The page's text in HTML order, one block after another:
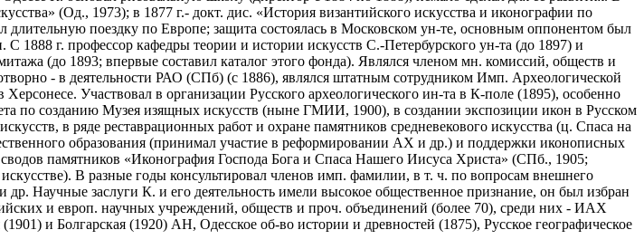
(Од., 1973); в 1877 г.- докт. дис. «История византийского искусства и иконографии по
поездку по Европе; защита состоялась в Московском ун-те, основным оппонентом был
1888 г. профессор кафедры теории и истории искусств С.-Петербурского ун-та (до 1897) и
(до 1893; впервые составил каталог этого фонда). Являлся членом мн. комиссий, обществ и
- в деятельности РАО (СПб) (с 1886), являлся штатным сотрудником Имп. Археологической
Участвовал в организации Русского археологического ин-та в К-поле (1895), особенно
по созданию Музея изящных искусств (ныне ГМИИ, 1900), в создании экспозиции икон в Русском
в ряде реставрационных работ и охране памятников средневекового искусства (ц. Спаса на
образования (принимал участие в реформировании АХ и др.) и поддержки иконописных
памятников «Иконография Господа Бога и Спаса Нашего Иисуса Христа» (СПб., 1905;
В разные годы консультировал членов имп. фамилии, в т. ч. по вопросам внешнего
Научные заслуги К. и его деятельность имели высокое общественное признание, он был избран
и европ. научных учреждений, обществ и проч. объединений (более 70), среди них - ИАХ
и Болгарская (1920) АН, Одесское об-во истории и древностей (1875), Русское географическое